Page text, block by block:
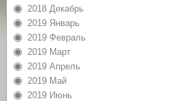
2018 Декабрь
2019 Январь
2019 Февраль
2019 Март
2019 Апрель
2019 Май
2019 Июнь